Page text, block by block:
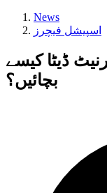
News
اسپیشل فیچرز
ڈیٹا کیسے
بچائیں؟